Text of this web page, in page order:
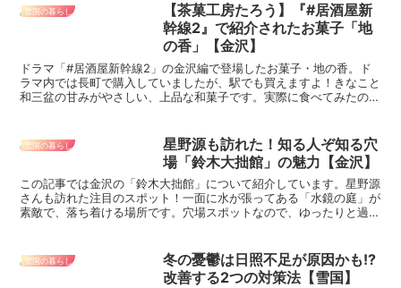
雪国の暮らし
【茶菓工房たろう】『#居酒屋新
幹線2』で紹介されたお菓子「地
の香」【金沢】
ドラマ「#居酒屋新幹線2」の金沢編で登場したお菓子・地の香。ド
ラマ内では長町で購入していましたが、駅でも買えますよ！きなこと
和三盆の甘みがやさしい、上品な和菓子です。実際に食べてみたの
雪国の暮らし
星野源も訪れた！知る人ぞ知る穴
場「鈴木大拙館」の魅力【金沢】
この記事では金沢の「鈴木大拙館」について紹介しています。星野源
さんも訪れた注目のスポット！一面に水が張ってある「水鏡の庭」が
素敵で、落ち着ける場所です。穴場スポットなので、ゆったりと過ご
雪国の暮らし
冬の憂鬱は日照不足が原因かも!?
改善する2つの対策法【雪国】